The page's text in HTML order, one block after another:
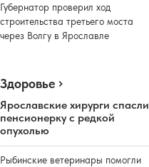
Губернатор проверил ход
строительства третьего моста
через Волгу в Ярославле
Здоровье
Ярославские хирурги спасли
пенсионерку с редкой
опухолью
Рыбинские ветеринары помогли